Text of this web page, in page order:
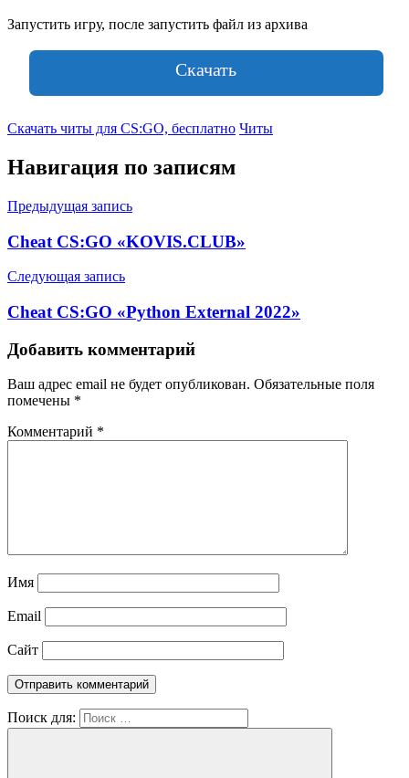
Запустить игру, после запустить файл из архива
Скачать
Скачать читы для CS:GO, бесплатно Читы
Навигация по записям
Предыдущая запись
Cheat CS:GO «KOVIS.CLUB»
Следующая запись
Cheat CS:GO «Python External 2022»
Добавить комментарий
Ваш адрес email не будет опубликован. Обязательные поля
помечены *
Комментарий *
Имя
Email
Сайт
Поиск для: